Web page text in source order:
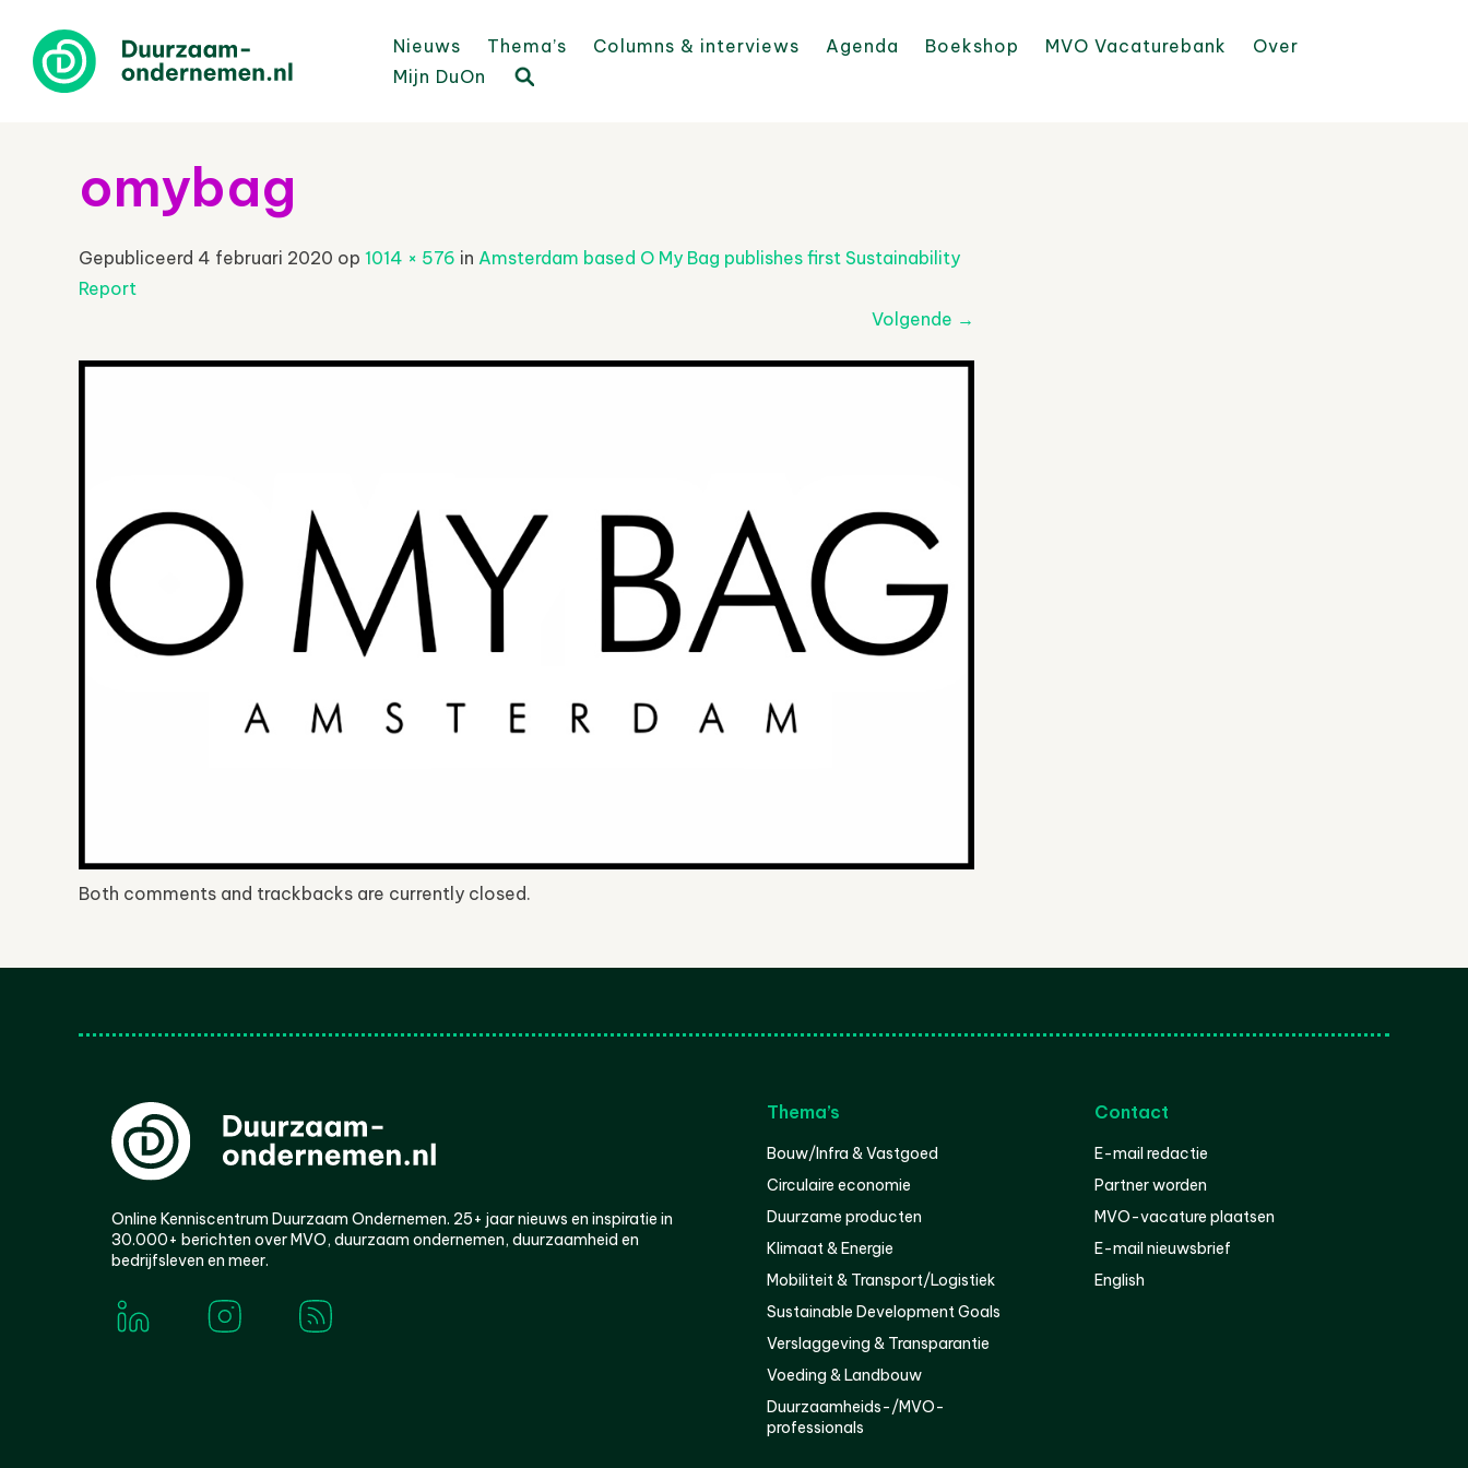
Nieuws Thema’s Columns & interviews Agenda Boekshop MVO Vacaturebank
Over
Mijn DuOn
omybag
Gepubliceerd 4 februari 2020 op 1014 × 576 in Amsterdam based O My Bag publishes first Sustainability
Report
Volgende →
Both comments and trackbacks are currently closed.
Online Kenniscentrum Duurzaam Ondernemen. 25+ jaar nieuws en inspiratie in
30.000+ berichten over MVO, duurzaam ondernemen, duurzaamheid en
bedrijfsleven en meer.
Thema’s
Bouw/Infra & Vastgoed
Circulaire economie
Duurzame producten
Klimaat & Energie
Mobiliteit & Transport/Logistiek
Sustainable Development Goals
Verslaggeving & Transparantie
Voeding & Landbouw
Duurzaamheids-/MVO-
professionals
Contact
E-mail redactie
Partner worden
MVO-vacature plaatsen
E-mail nieuwsbrief
English